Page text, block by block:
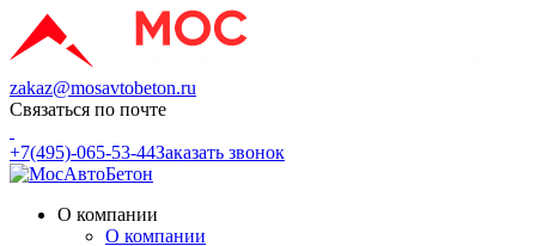
zakaz@mosavtobeton.ru
Связаться по почте
+7(495)-065-53-44Заказать звонок
О компании
О компании